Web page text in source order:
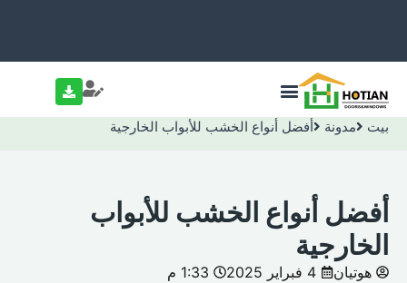
بيت مدونة أفضل أنواع الخشب للأبواب الخارجية
أفضل أنواع الخشب للأبواب
الخارجية
هوتيان 4 فبراير 2025
1:33 م